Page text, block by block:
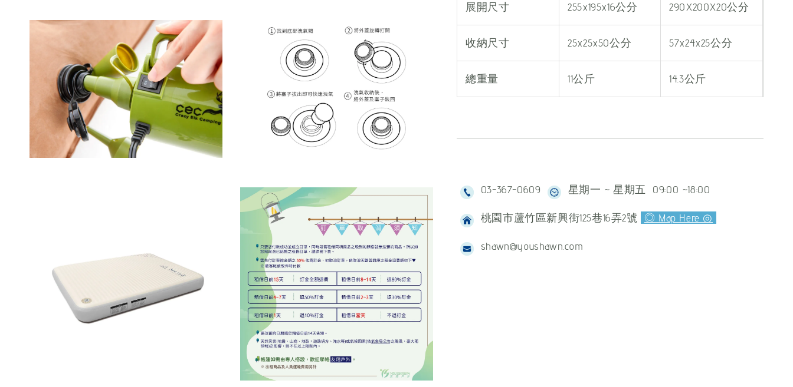
展開尺寸 255x195x16公分 290X200X20公分
收納尺寸 25x25x50公分 57x24x25公分
總重量 11公斤 14.3公斤
03-367-0609 星期一 ~ 星期五 09:00 ~18:00
桃園市蘆竹區新興街125巷16弄2號 ◎ Map Here ◎
shawn@youshawn.com